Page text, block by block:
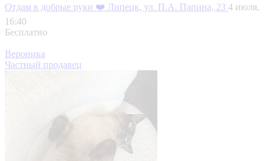
Отдам в добрые руки ❤️ Липецк, ул. П.А. Папина, 23 4 июля,
16:40
Бесплатно
Вероника
Частный продавец